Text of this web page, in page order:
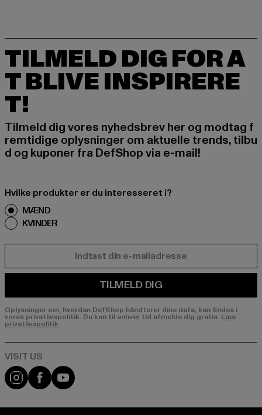
TILMELD DIG FOR A
T BLIVE INSPIRERE
T!
Tilmeld dig vores nyhedsbrev her og modtag f
remtidige oplysninger om aktuelle trends, tilbu
d og kuponer fra DefShop via e-mail!
Hvilke produkter er du interesseret i?
MÆND
KVINDER
TILMELD DIG
Oplysninger om, hvordan DefShop håndterer dine data, kan findes i
vores privatlivspolitik. Du kan til enhver tid afmelde dig gratis. Læs
privatlivspolitik
Visit our Instagram page:
Visit our Facebook page:
Visit our YouTube channel: